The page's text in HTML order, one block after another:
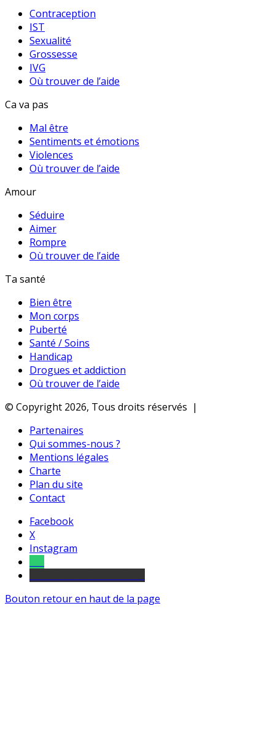
Contraception
IST
Sexualité
Grossesse
IVG
Où trouver de l’aide
Ca va pas
Mal être
Sentiments et émotions
Violences
Où trouver de l’aide
Amour
Séduire
Aimer
Rompre
Où trouver de l’aide
Ta santé
Bien être
Mon corps
Puberté
Santé / Soins
Handicap
Drogues et addiction
Où trouver de l’aide
© Copyright 2026, Tous droits réservés |
Partenaires
Qui sommes-nous ?
Mentions légales
Charte
Plan du site
Contact
Facebook
X
Instagram
Bouton retour en haut de la page